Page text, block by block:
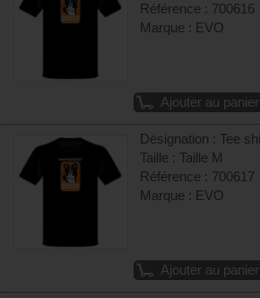
Référence : 700616
Marque : EVO
Ajouter au panier
Désignation : Tee
Taille : Taille M
Référence : 700617
Marque : EVO
Ajouter au panier